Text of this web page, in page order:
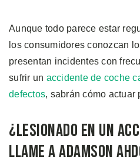
Aunque todo parece estar
los consumidores conozcan
presentan incidentes con
sufrir un accidente de coche
defectos, sabrán cómo actuar
¿Lesionado en un
Llame a Adamson